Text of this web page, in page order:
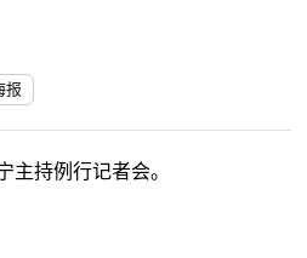
报
主持例行记者会。